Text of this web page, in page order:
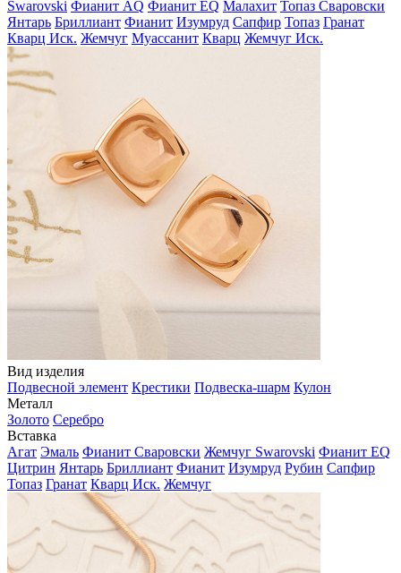
Swarovski Фианит AQ Фианит EQ Малахит Топаз Сваровски
Янтарь Бриллиант Фианит Изумруд Сапфир Топаз Гранат
Кварц Иск. Жемчуг Муассанит Кварц Жемчуг Иск.
Вид изделия
Подвесной элемент Крестики Подвеска-шарм Кулон
Металл
Золото Серебро
Вставка
Агат Эмаль Фианит Сваровски Жемчуг Swarovski Фианит EQ
Цитрин Янтарь Бриллиант Фианит Изумруд Рубин Сапфир
Топаз Гранат Кварц Иск. Жемчуг